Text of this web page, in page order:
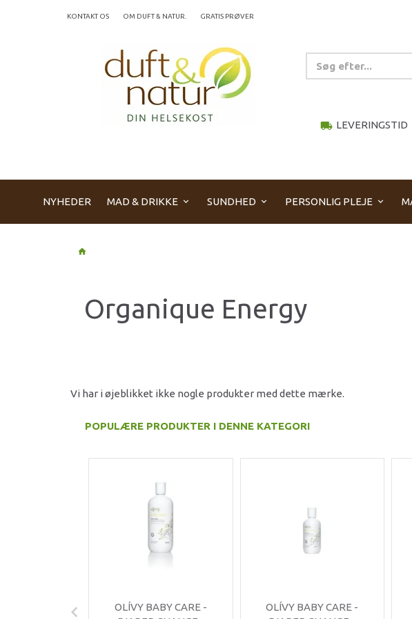
KONTAKT OS OM DUFT & NATUR. GRATIS PRØVER
local_shipping
NYHEDER MAD & DRIKKE SUNDHED PERSONLIG PLEJE
Organique Energy
Vi har i øjeblikket ikke nogle produkter med dette mærke.
POPULÆRE PRODUKTER I DENNE KATEGORI
OLÍVY BABY CARE -
OLÍVY BABY CARE -